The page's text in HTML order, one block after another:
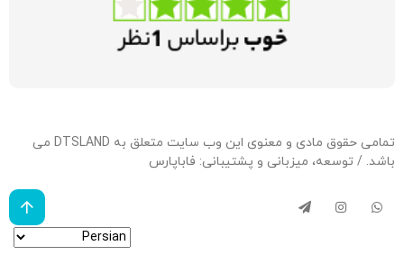
تمامی حقوق مادی و معنوی این وب سایت متعلق به DTSLAND می
باشد. / توسعه، میزبانی و پشتیبانی: فاباپارس